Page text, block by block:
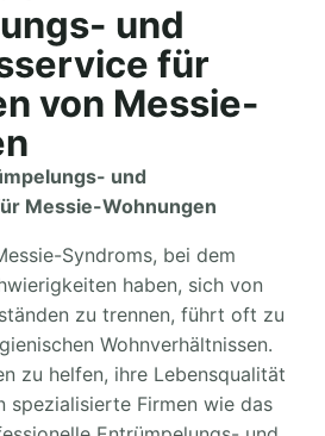
und
für
von Messie-
und
Messie-Wohnungen
Syndroms, bei dem
haben, sich von
zu trennen, führt oft zu
Wohnverhältnissen.
zu helfen, ihre Lebensqualität
spezialisierte Firmen wie das